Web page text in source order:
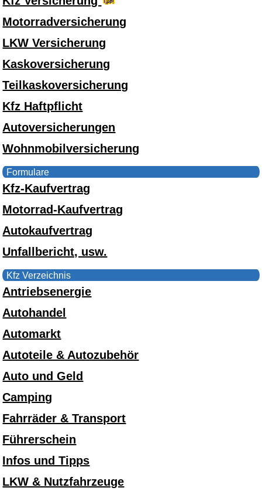
Motorradversicherung
LKW Versicherung
Kaskoversicherung
Teilkaskoversicherung
Kfz Haftpflicht
Autoversicherungen
Wohnmobilversicherung
Formulare
Kfz-Kaufvertrag
Motorrad-Kaufvertrag
Autokaufvertrag
Unfallbericht, usw.
Kfz Verzeichnis
Antriebsenergie
Autohandel
Automarkt
Autoteile & Autozubehör
Auto und Geld
Camping
Fahrräder & Transport
Führerschein
Infos und Tipps
LKW & Nutzfahrzeuge